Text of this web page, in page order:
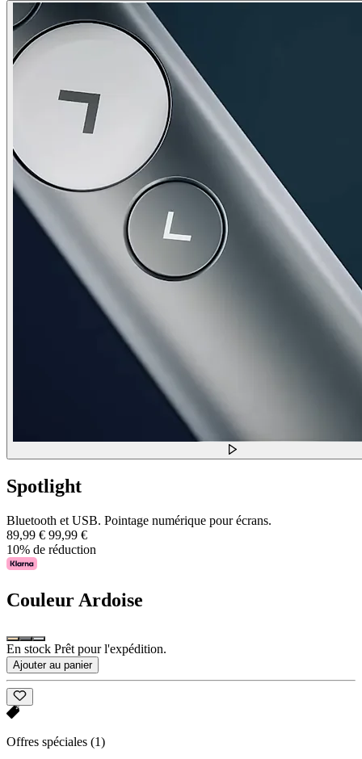
Spotlight
Bluetooth et USB. Pointage numérique pour écrans.
89,99 € 99,99 €
10% de réduction
Couleur Ardoise
En stock Prêt pour l'expédition.
Ajouter au panier
Offres spéciales (1)